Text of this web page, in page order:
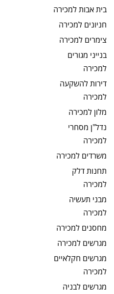
בית אבותלמכירה
חניונים למכירה
צימרים למכירה
בנייני מגורים
למכירה
דירות להשקעה
למכירה
מלון למכירה
נדל"ן מסחרי
למכירה
משרדים למכירה
תחנות דלק
למכירה
מבני תעשיה
למכירה
מחסנים למכירה
מגרשים למכירה
מגרשים חקלאיים
למכירה
מגרשים לבניה